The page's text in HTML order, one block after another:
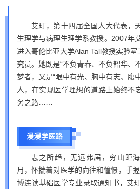
艾玎，第十四届全国人大代表，
生理学与病理生理学系教授。2007年
进入哥伦比亚大学Alan Tall教授实验
究员。她既是“不负青春、不负韶华、
梦者，又是“眼中有光、胸中有志、腹
人，在实现医学理想的道路上始终不
务之路……
漫漫学医路
志之所趋，无远弗届，穷山距
月，怀揣着对医学的向往和憧憬，手
博连读基础医学专业录取通知书，艾